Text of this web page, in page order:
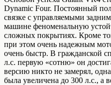
Dynamic Four. Постоянный
связке с управляемыми
машине феноменальную
сложных покрытиях. Кроме
при этом очень надежным
очень быстр. В гражданской
л.с. первую «сотню» он
версию никто не замерял,
была увеличена до 300 л.с., а